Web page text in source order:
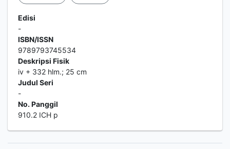
Edisi
-
ISBN/ISSN
9789793745534
Deskripsi Fisik
iv + 332 hlm.; 25 cm
Judul Seri
-
No. Panggil
910.2 ICH p